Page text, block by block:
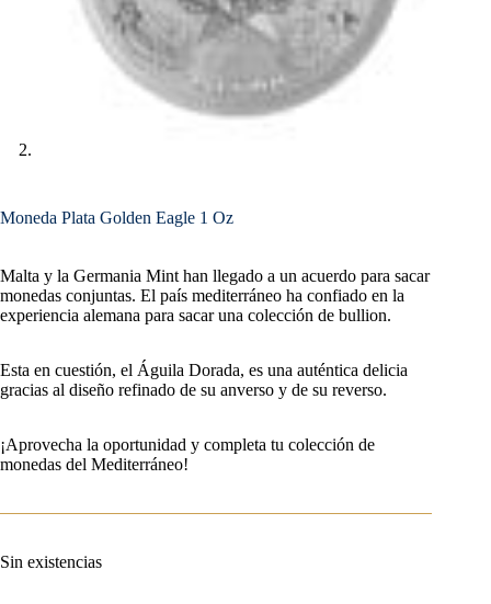
Moneda Plata Golden Eagle 1 Oz
Malta y la Germania Mint han llegado a un acuerdo para sacar
monedas conjuntas. El país mediterráneo ha confiado en la
experiencia alemana para sacar una colección de bullion.
Esta en cuestión, el Águila Dorada, es una auténtica delicia
gracias al diseño refinado de su anverso y de su reverso.
¡Aprovecha la oportunidad y completa tu colección de
monedas del Mediterráneo!
Sin existencias